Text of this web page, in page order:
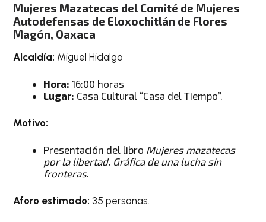
Mujeres Mazatecas del Comité de Mujeres
Autodefensas de Eloxochitlán de Flores
Magón, Oaxaca
Alcaldía: Miguel Hidalgo
Hora: 16:00 horas
Lugar: Casa Cultural “Casa del Tiempo”.
Motivo:
Presentación del libro Mujeres mazatecas
por la libertad. Gráfica de una lucha sin
fronteras.
Aforo estimado: 35 personas.